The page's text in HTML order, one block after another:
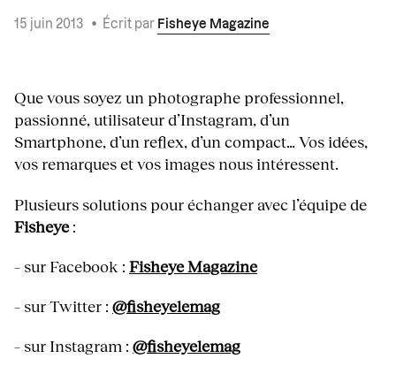
15 juin 2013 • Écrit par Fisheye Magazine
Que vous soyez un photographe professionnel,
passionné, utilisateur d’Instagram, d’un
Smartphone, d’un reflex, d’un compact… Vos idées,
vos remarques et vos images nous intéressent.
Plusieurs solutions pour échanger avec l’équipe de
Fisheye:
– sur Facebook : Fisheye Magazine
– sur Twitter : @fisheyelemag
– sur Instagram : @fisheyelemag